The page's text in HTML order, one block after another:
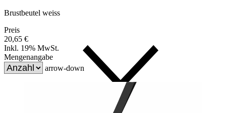
Brustbeutel weiss
Preis
20,65 €
Inkl. 19% MwSt.
Mengenangabe
arrow-down